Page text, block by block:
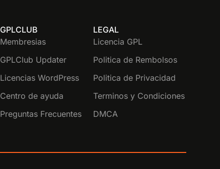
GPLCLUB
Membresias
GPLClub Updater
Licencias WordPress
Centro de ayuda
Preguntas Frecuentes
LEGAL
Licencia GPL
Politica de Rembolsos
Politica de Privacidad
Terminos y Condiciones
DMCA